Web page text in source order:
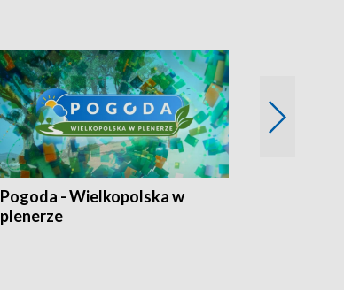
Pogoda - Wielkopolska w
plenerze